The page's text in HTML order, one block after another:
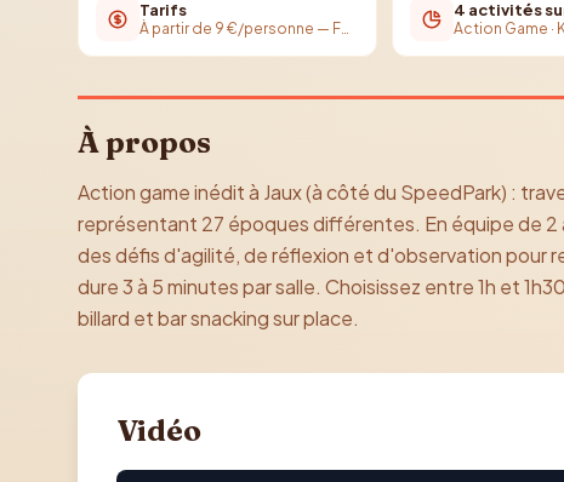
Tarifs
À partir de 9 €/personne — Formule jeudi : 1 activité achetée = 1 cocktail offert
4 activités
À propos
Action game inédit à Jaux (à côté du SpeedPark) :
représentant 27 époques différentes. En équipe de 2
des défis d'agilité, de réflexion et d'observation pour
dure 3 à 5 minutes par salle. Choisissez entre 1h et
billard et bar snacking sur place.
Vidéo